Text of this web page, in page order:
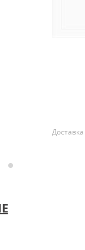
Доставка